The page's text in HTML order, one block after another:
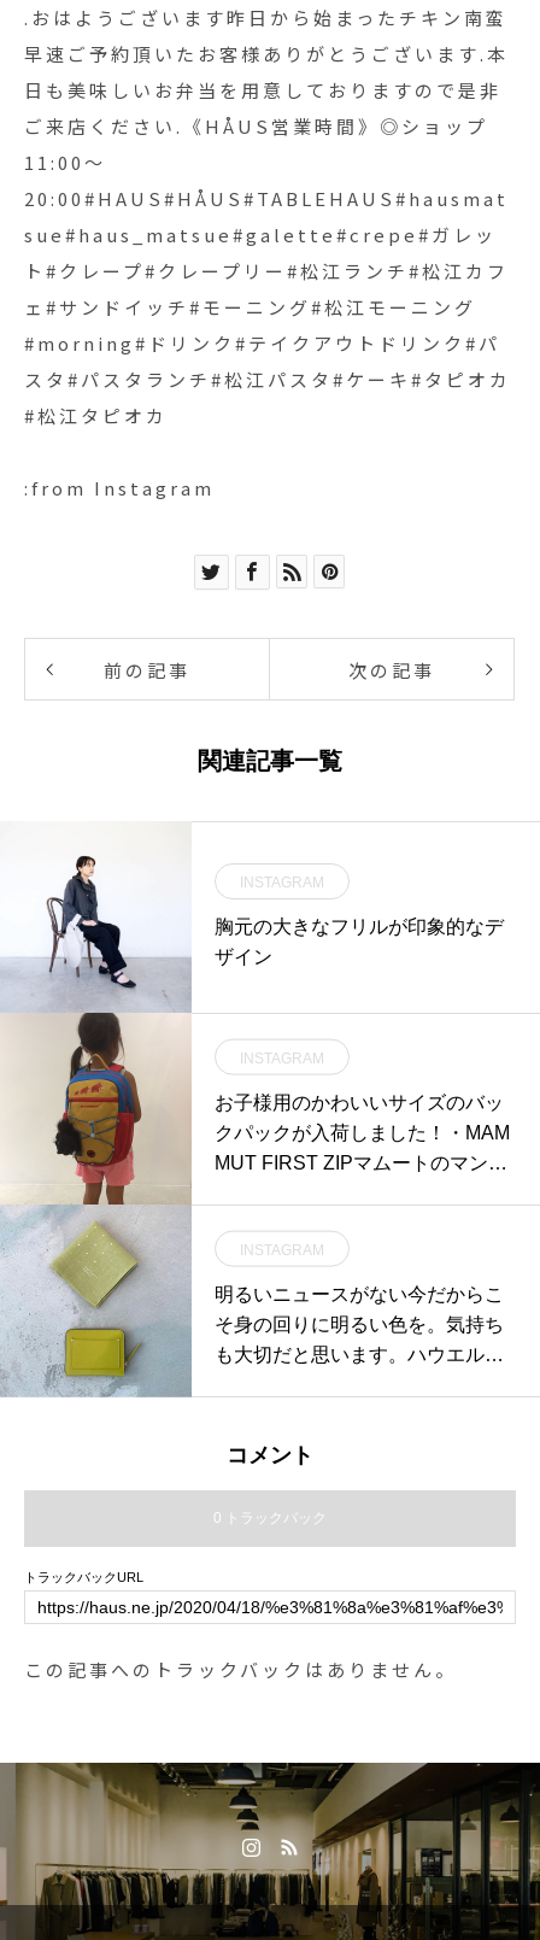
グ#morning#ドリンク#テイクアウトドリンク#パ
スタ#パスタランチ#松江パスタ#ケーキ#タピオカ
#松江タピオカ
.おはようございます️昨日から始まったチキン南蛮
早速ご予約頂いたお客様ありがとうございます️.本
日も美味しいお弁当を用意しておりますので是非
ご来店ください.《HÅUS営業時間》◎ショップ
11:00〜
20:00#HAUS#HÅUS#TABLEHAUS#hausmat
sue#haus_matsue#galette#crepe#ガレッ
ト#クレープ#クレープリー#松江ランチ#松江カフ
ェ#サンドイッチ#モーニング#松江モーニング
#morning#ドリンク#テイクアウトドリンク#パ
スタ#パスタランチ#松江パスタ#ケーキ#タピオカ
#松江タピオカ
:from Instagram
前の記事 次の記事
関連記事一覧
INSTAGRAM
胸元の大きなフリルが印象的なデ
ザイン
INSTAGRAM
お子様用のかわいいサイズのバッ
クパックが入荷しました！・MAM
MUT FIRST ZIPマムートのマンモ
中にフィットするサイズです。小
さいけれど容量は8Lもあり、着替
えや水筒、お弁当におやつまで十
分入るサイズ。本格的な作りで、
す。・まだ続く夏休み、秋の行楽
おすすめです！・《haus営業時
間》ショップ 11:00-20:00ビスト
ロカフェ モーニング 9:00-11:00
トップ20:15)#hausmatsue#MAMM
ック#キッズ#haus_outdoor
INSTAGRAM
明るいニュースがない今だからこ
そ身の回りに明るい色を。気持ち
も大切だと思います。ハウエルの
ス型の小銭入れや外側のカード入
argarethowell #smooth leather wall
et#wallet#handkerchief#linen#hau
コメント
0 トラックバック
トラックバックURL
この記事へのトラックバックはありません。